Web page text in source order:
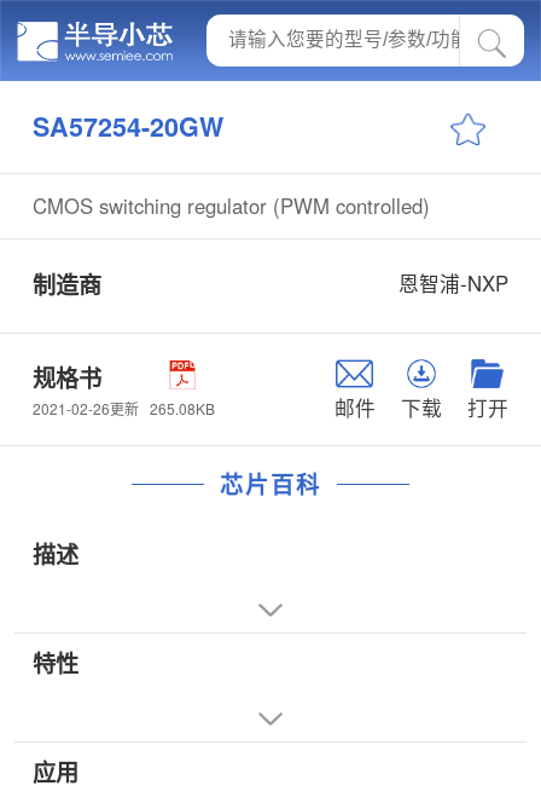
SA57254-20GW
CMOS switching regulator (PWM controlled)
制造商 恩智浦-NXP
规格书
2021-02-26更新 265.08KB 邮件 下载 打开
芯片百科
描述
特性
应用